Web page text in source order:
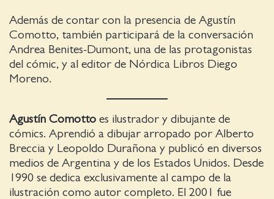
Además de contar con la presencia de Agustín
Comotto, también participará de la conversación
Andrea Benites-Dumont, una de las protagonistas
del cómic, y al editor de Nórdica Libros Diego
Moreno.
Agustín Comotto es ilustrador y dibujante de
cómics. Aprendió a dibujar arropado por Alberto
Breccia y Leopoldo Durañona y publicó en diversos
medios de Argentina y de los Estados Unidos. Desde
1990 se dedica exclusivamente al campo de la
ilustración como autor completo. El 2001 fue